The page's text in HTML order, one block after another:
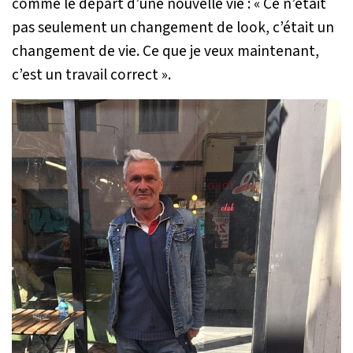
pas seulement un changement de look, c’était un
changement de vie. Ce que je veux maintenant,
c’est un travail correct ».